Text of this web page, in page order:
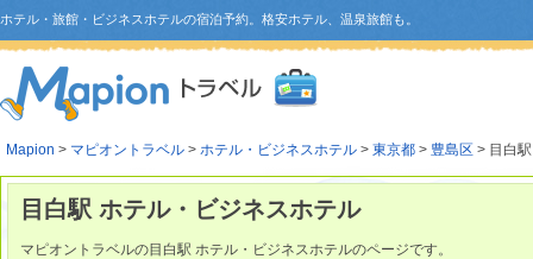
ホテル・旅館・ビジネスホテルの宿泊予約。格安ホテル、温泉旅館も。
Mapion > マピオントラベル > ホテル・ビジネスホテル > 東京都 > 豊島区 > 目白駅
目白駅 ホテル・ビジネスホテル
マピオントラベルの目白駅 ホテル・ビジネスホテルのページです。